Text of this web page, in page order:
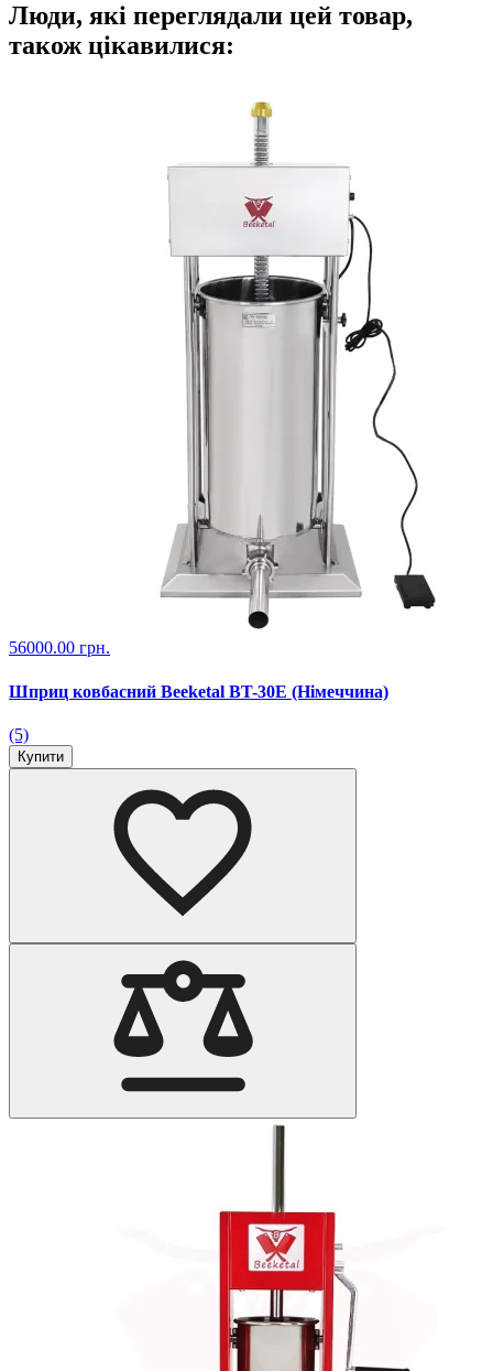
Люди, які переглядали цей товар,
також цікавилися:
56000.00 грн.
Шприц ковбасний Beeketal BT-30E (Німеччина)
(5)
Купити